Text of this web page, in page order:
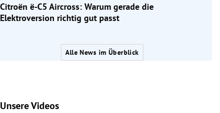
Citroën ë-C5 Aircross: Warum gerade die
Elektroversion richtig gut passt
Alle News im Überblick
Unsere Videos
Slide 1 von 7